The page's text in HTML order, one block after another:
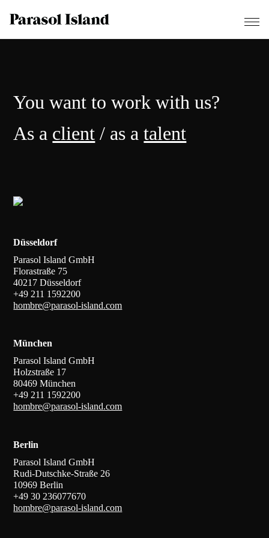
You want to work with us?
As a client / as atalent
Düsseldorf
Parasol Island GmbH
Florastraße 75
40217 Düsseldorf
+49 211 1592200
hombre@parasol-island.com
München
Parasol Island GmbH
Holzstraße 17
80469 München
+49 211 1592200
hombre@parasol-island.com
Berlin
Parasol Island GmbH
Rudi-Dutschke-Straße 26
10969 Berlin
+49 30 236077670
hombre@parasol-island.com